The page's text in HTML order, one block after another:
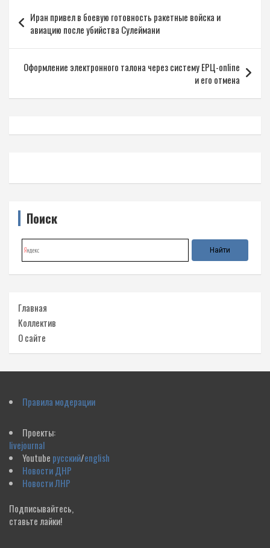
по
записям
Иран привел в боевую готовность ракетные войска и
авиацию после убийства Сулеймани
Оформление электронного талона через систему ЕРЦ-online
и его отмена
Поиск
Главная
Коллектив
О сайте
Правила модерации
Проекты:
livejournal
Youtube русский/english
Новости ДНР
Новости ЛНР
Подписывайтесь,
ставьте лайки!